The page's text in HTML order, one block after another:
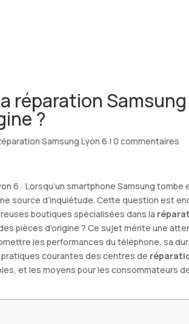
réparation
?
Samsung Lyon 6 |0 commentaires
6 : Lorsqu’un smartphone Samsung
source d’inquiétude. Cette question est
boutiques spécialisées dans la
pièces d’origine ? Ce sujet mérite une
les performances du téléphone, sa
courantes des centres de
et les moyens pour les consommateurs